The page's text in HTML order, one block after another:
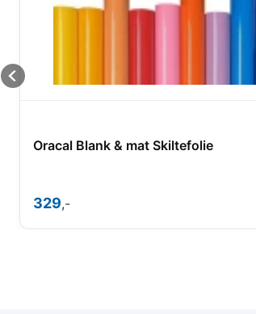
Oracal Blank & mat Skiltefolie
329,-